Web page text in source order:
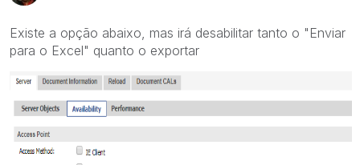
Existe a opção abaixo, mas irá desabilitar tanto o "Enviar
para o Excel" quanto o exportar